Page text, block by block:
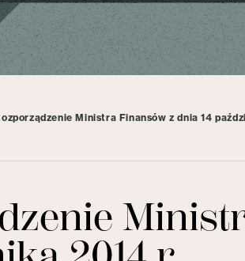
Ministra Finansów z dnia 14